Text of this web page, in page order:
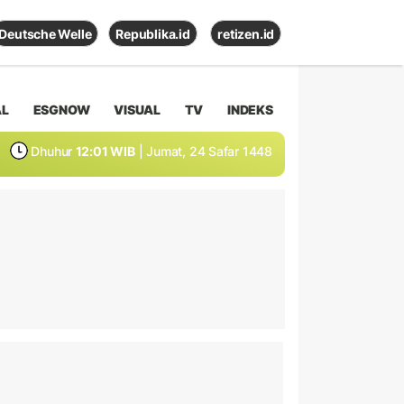
Deutsche Welle Republika.id retizen.id
ESGNOW VISUAL TV INDEKS
Dhuhur 12:01 WIB | Jumat, 24 Safar 1448